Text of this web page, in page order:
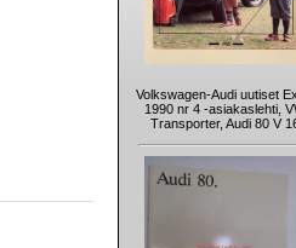
Volkswagen-Audi uutiset
1990 nr 4 -asiakaslehti,
Transporter, Audi 80 V